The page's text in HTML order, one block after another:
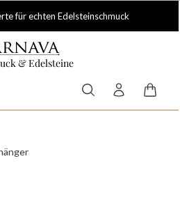
für echten Edelsteinschmuck
& Edelsteine